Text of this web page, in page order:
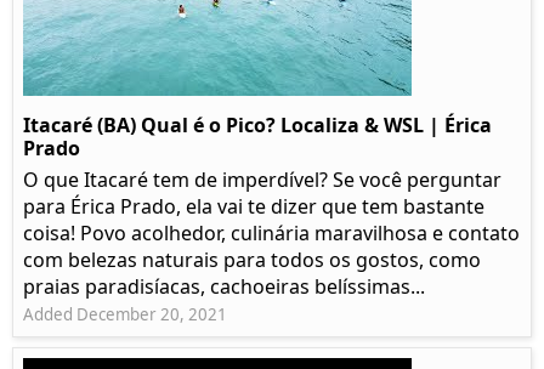
Itacaré (BA) Qual é o Pico? Localiza & WSL | Érica
Prado​
O que Itacaré tem de imperdível? Se você perguntar
para Érica Prado, ela vai te dizer que tem bastante
coisa!​ Povo acolhedor, culinária maravilhosa e contato
com belezas naturais para todos os gostos, como
praias paradisíacas, cachoeiras belíssimas...
Added December 20, 2021